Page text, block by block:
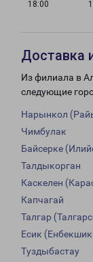
18:00
Доставка
Из филиала в
следующие
Нарынкол
Чимбулак
Байсерке
Талдыкорган
Каскелен
Капчагай
Талгар
Есик
Туздыбастау